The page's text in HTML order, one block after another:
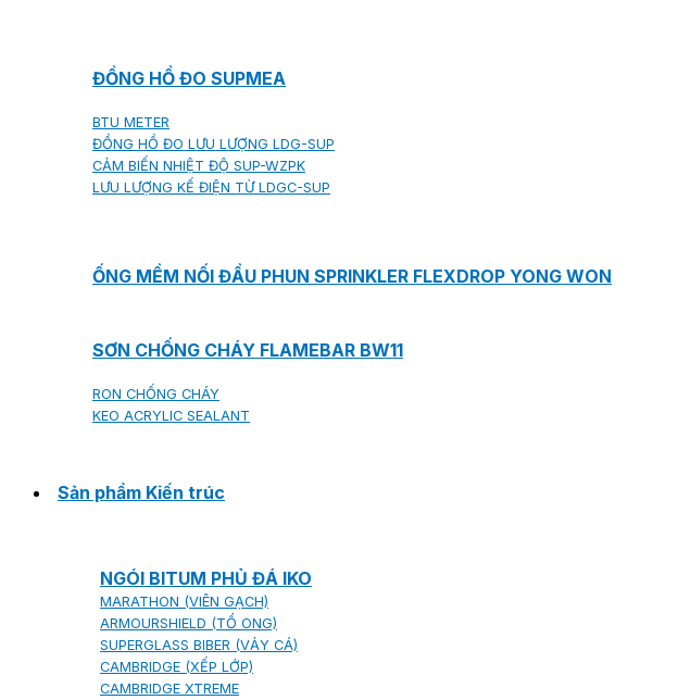
ĐỒNG HỒ ĐO SUPMEA
BTU METER
ĐỒNG HỒ ĐO LƯU LƯỢNG LDG-SUP
CẢM BIẾN NHIỆT ĐỘ SUP-WZPK
LƯU LƯỢNG KẾ ĐIỆN TỪ LDGC-SUP
ỐNG MỀM NỐI ĐẦU PHUN SPRINKLER FLEXDROP YONG WON
SƠN CHỐNG CHÁY FLAMEBAR BW11
RON CHỐNG CHÁY
KEO ACRYLIC SEALANT
Sản phẩm Kiến trúc
NGÓI BITUM PHỦ ĐÁ IKO
MARATHON (VIÊN GẠCH)
ARMOURSHIELD (TỔ ONG)
SUPERGLASS BIBER (VẢY CÁ)
CAMBRIDGE (XẾP LỚP)
CAMBRIDGE XTREME